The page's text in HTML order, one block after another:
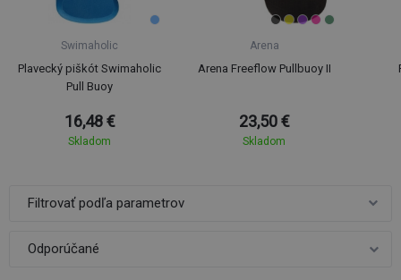
Swimaholic
Plavecký piškót Swimaholic
Pull Buoy
16,48 €
Skladom
Arena
Arena Freeflow Pullbuoy II
23,50 €
Skladom
Filtrovať podľa parametrov